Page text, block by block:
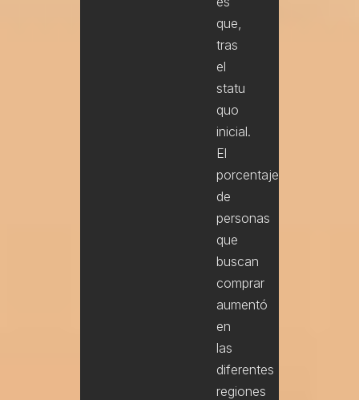
que,
tras
el
statu
quo
inicial.
El
porcentaje
de
personas
que
buscan
comprar
aumentó
en
las
diferentes
regiones